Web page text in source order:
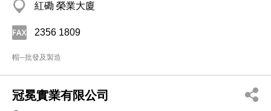
紅磡 榮業大廈
2356 1809
帽─批發及製造
冠冕實業有限公司